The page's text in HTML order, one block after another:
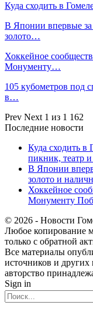
Куда сходить в
В Японии впервые за
золото…
Хоккейное
Монументу…
105 кубометров под
в…
Prev Next 1 из 1 162
Последние новости
Куда сходить в
пикник, театр
В Японии
золото и
Хоккейное
Монументу
© 2026 - Новости
Любое копирование
только с обратной
Все материалы
источников и других
авторство
Sign in